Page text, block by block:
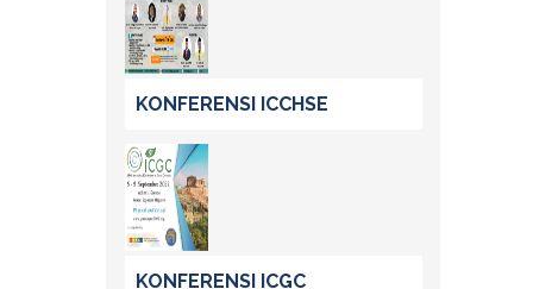
KONFERENSI ICCHSE
KONFERENSI ICGC